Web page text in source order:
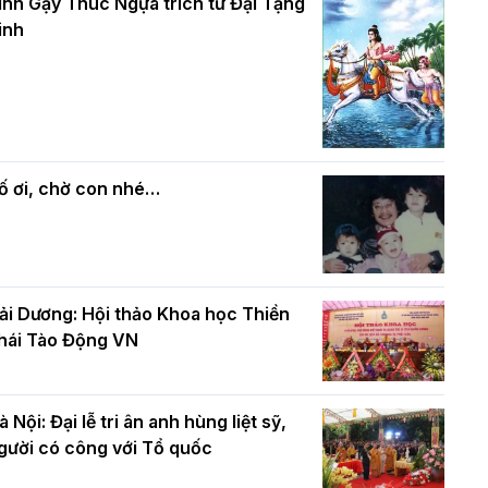
mừng Đại lễ Phật đản PL.2570 –
mùa Phật đản PL.2570
Phật giáo chính tín Phần 7: Luật nhân
quả
ơi, chờ con nhé…
Dương: Hội thảo Khoa học Thiền
Tào Động VN
Nội: Đại lễ tri ân anh hùng liệt sỹ,
có công với Tổ quốc